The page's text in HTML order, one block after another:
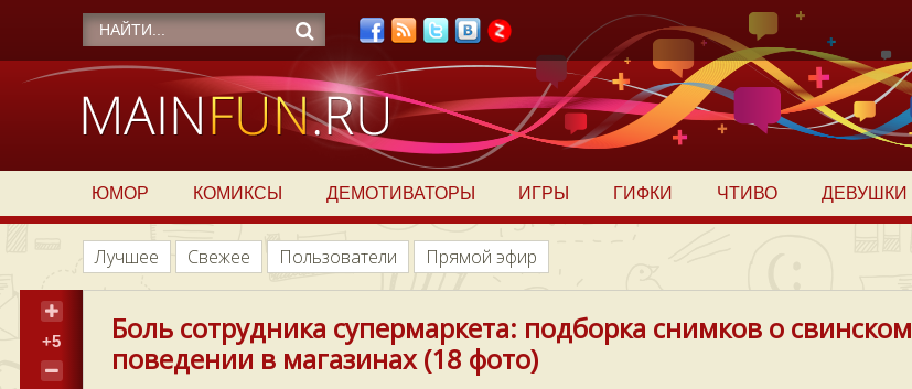
ЮМОР КОМИКСЫ ДЕМОТИВАТОРЫ ИГРЫ ГИФКИ ЧТИВО ДЕВУШКИ
Лучшее Свежее Пользователи Прямой эфир
+5
Боль сотрудника супермаркета: подборка снимков о свинском
поведении в магазинах (18 фото)